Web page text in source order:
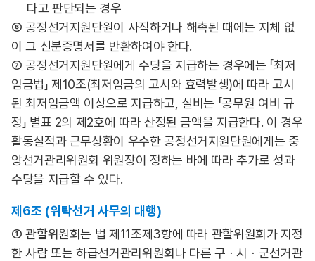
다고 판단되는 경우
⑥ 공정선거지원단원이 사직하거나 해촉된 때에는 지체 없
이 그 신분증명서를 반환하여야 한다.
⑦ 공정선거지원단원에게 수당을 지급하는 경우에는 「최저
임금법」 제10조(최저임금의 고시와 효력발생)에 따라 고시
된 최저임금액 이상으로 지급하고, 실비는 「공무원 여비 규
정」 별표 2의 제2호에 따라 산정된 금액을 지급한다. 이 경우
활동실적과 근무상황이 우수한 공정선거지원단원에게는 중
앙선거관리위원회 위원장이 정하는 바에 따라 추가로 성과
수당을 지급할 수 있다.
제6조 (위탁선거 사무의 대행)
① 관할위원회는 법 제11조제3항에 따라 관할위원회가 지정
한 사람 또는 하급선거관리위원회나 다른 구ㆍ시ㆍ군선거관